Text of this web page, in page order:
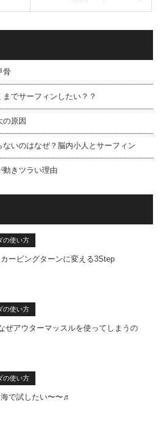
骨
でサーフィンしたい？？
の原因
いのはなぜ？脳内小人とサーフィン
動きツラい理由
の使い方
ービングターンに変える3Step
の使い方
ぜアウターマッスルを使ってしまうの
の使い方
で試したい〜〜♬